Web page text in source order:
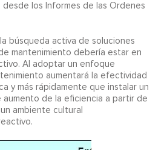
los Informes de las Ordenes
búsqueda activa de soluciones
mantenimiento debería estar en
Al adoptar un enfoque
aumentará la efectividad
y más rápidamente que instalar un
aumento de la eficiencia a partir de
ambiente cultural